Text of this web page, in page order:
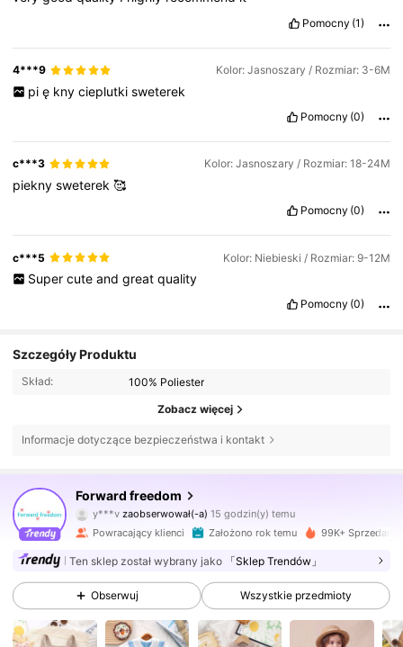
Pomocny (1)
4***9 Kolor: Jasnoszary / Rozmiar: 3-6M
pi ę kny cieplutki sweterek
Pomocny (0)
c***3 Kolor: Jasnoszary / Rozmiar: 18-24M
pieknysweterek🥰
Pomocny (0)
c***5 Kolor: Niebieski / Rozmiar: 9-12M
Super cute and great quality
Pomocny (0)
Szczegóły Produktu
Skład: 100% Poliester
Zobacz więcej
Informacje dotyczące bezpieczeństwa i kontakt
Forward freedom
y***vzaobserwował(-a)
n***nprzegląda
4,94
17K Obserwujący
4,94 17K Obserwujący
Powracający klienci Założono rok temu 99K+
Ten sklep został wybrany jako 「Sklep Trendów」
Obserwuj Wszystkie przedmioty